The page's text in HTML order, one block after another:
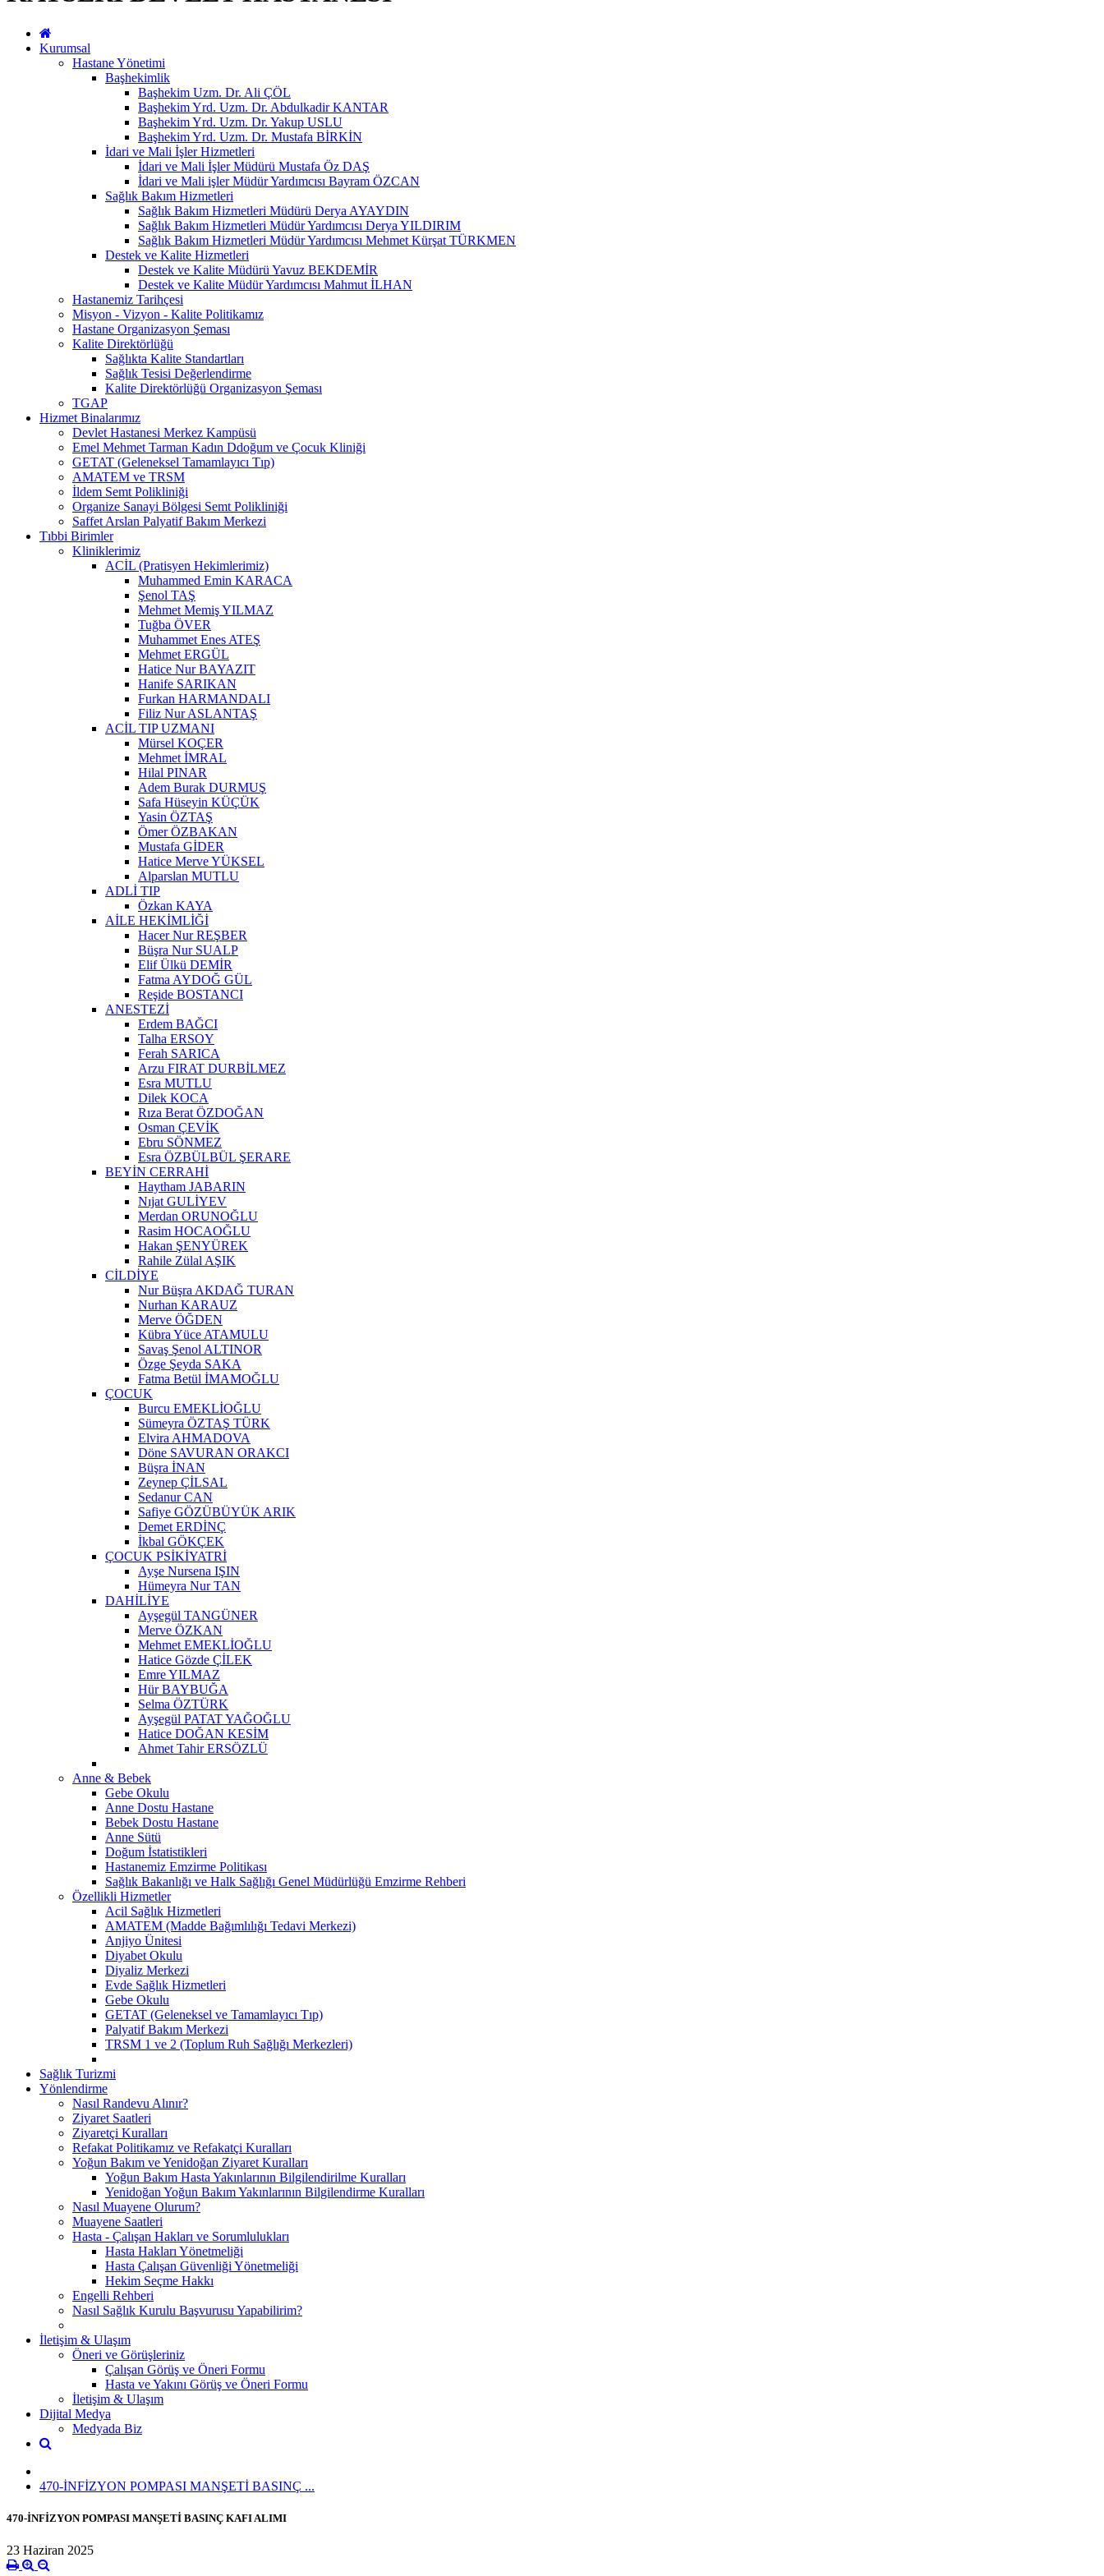
Kurumsal
Hastane Yönetimi
Başhekimlik
Başhekim Uzm. Dr. Ali ÇÖL
Başhekim Yrd. Uzm. Dr. Abdulkadir KANTAR
Başhekim Yrd. Uzm. Dr. Yakup USLU
Başhekim Yrd. Uzm. Dr. Mustafa BİRKİN
İdari ve Mali İşler Hizmetleri
İdari ve Mali İşler Müdürü Mustafa Öz DAŞ
İdari ve Mali işler Müdür Yardımcısı Bayram ÖZCAN
Sağlık Bakım Hizmetleri
Sağlık Bakım Hizmetleri Müdürü Derya AYAYDIN
Sağlık Bakım Hizmetleri Müdür Yardımcısı Derya YILDIRIM
Sağlık Bakım Hizmetleri Müdür Yardımcısı Mehmet Kürşat TÜRKMEN
Destek ve Kalite Hizmetleri
Destek ve Kalite Müdürü Yavuz BEKDEMİR
Destek ve Kalite Müdür Yardımcısı Mahmut İLHAN
Hastanemiz Tarihçesi
Misyon - Vizyon - Kalite Politikamız
Hastane Organizasyon Şeması
Kalite Direktörlüğü
Sağlıkta Kalite Standartları
Sağlık Tesisi Değerlendirme
Kalite Direktörlüğü Organizasyon Şeması
TGAP
Hizmet Binalarımız
Devlet Hastanesi Merkez Kampüsü
Emel Mehmet Tarman Kadın Ddoğum ve Çocuk Kliniği
GETAT (Geleneksel Tamamlayıcı Tıp)
AMATEM ve TRSM
İldem Semt Polikliniği
Organize Sanayi Bölgesi Semt Polikliniği
Saffet Arslan Palyatif Bakım Merkezi
Tıbbi Birimler
Kliniklerimiz
ACİL (Pratisyen Hekimlerimiz)
Muhammed Emin KARACA
Şenol TAŞ
Mehmet Memiş YILMAZ
Tuğba ÖVER
Muhammet Enes ATEŞ
Mehmet ERGÜL
Hatice Nur BAYAZIT
Hanife SARIKAN
Furkan HARMANDALI
Filiz Nur ASLANTAŞ
ACİL TIP UZMANI
Mürsel KOÇER
Mehmet İMRAL
Hilal PINAR
Adem Burak DURMUŞ
Safa Hüseyin KÜÇÜK
Yasin ÖZTAŞ
Ömer ÖZBAKAN
Mustafa GİDER
Hatice Merve YÜKSEL
Alparslan MUTLU
ADLİ TIP
Özkan KAYA
AİLE HEKİMLİĞİ
Hacer Nur REŞBER
Büşra Nur SUALP
Elif Ülkü DEMİR
Fatma AYDOĞ GÜL
Reşide BOSTANCI
ANESTEZİ
Erdem BAĞCI
Talha ERSOY
Ferah SARICA
Arzu FIRAT DURBİLMEZ
Esra MUTLU
Dilek KOCA
Rıza Berat ÖZDOĞAN
Osman ÇEVİK
Ebru SÖNMEZ
Esra ÖZBÜLBÜL ŞERARE
BEYİN CERRAHİ
Haytham JABARIN
Nıjat GULİYEV
Merdan ORUNOĞLU
Rasim HOCAOĞLU
Hakan ŞENYÜREK
Rahile Zülal AŞIK
CİLDİYE
Nur Büşra AKDAĞ TURAN
Nurhan KARAUZ
Merve ÖĞDEN
Kübra Yüce ATAMULU
Savaş Şenol ALTINOR
Özge Şeyda SAKA
Fatma Betül İMAMOĞLU
ÇOCUK
Burcu EMEKLİOĞLU
Sümeyra ÖZTAŞ TÜRK
Elvira AHMADOVA
Döne SAVURAN ORAKCI
Büşra İNAN
Zeynep ÇİLSAL
Sedanur CAN
Safiye GÖZÜBÜYÜK ARIK
Demet ERDİNÇ
İkbal GÖKÇEK
ÇOCUK PSİKİYATRİ
Ayşe Nursena IŞIN
Hümeyra Nur TAN
DAHİLİYE
Ayşegül TANGÜNER
Merve ÖZKAN
Mehmet EMEKLİOĞLU
Hatice Gözde ÇİLEK
Emre YILMAZ
Hür BAYBUĞA
Selma ÖZTÜRK
Ayşegül PATAT YAĞOĞLU
Hatice DOĞAN KESİM
Ahmet Tahir ERSÖZLÜ
Anne & Bebek
Gebe Okulu
Anne Dostu Hastane
Bebek Dostu Hastane
Anne Sütü
Doğum İstatistikleri
Hastanemiz Emzirme Politikası
Sağlık Bakanlığı ve Halk Sağlığı Genel Müdürlüğü Emzirme Rehberi
Özellikli Hizmetler
Acil Sağlık Hizmetleri
AMATEM (Madde Bağımlılığı Tedavi Merkezi)
Anjiyo Ünitesi
Diyabet Okulu
Diyaliz Merkezi
Evde Sağlık Hizmetleri
Gebe Okulu
GETAT (Geleneksel ve Tamamlayıcı Tıp)
Palyatif Bakım Merkezi
TRSM 1 ve 2 (Toplum Ruh Sağlığı Merkezleri)
Sağlık Turizmi
Yönlendirme
Nasıl Randevu Alınır?
Ziyaret Saatleri
Ziyaretçi Kuralları
Refakat Politikamız ve Refakatçi Kuralları
Yoğun Bakım ve Yenidoğan Ziyaret Kuralları
Yoğun Bakım Hasta Yakınlarının Bilgilendirilme Kuralları
Yenidoğan Yoğun Bakım Yakınlarının Bilgilendirme Kuralları
Nasıl Muayene Olurum?
Muayene Saatleri
Hasta - Çalışan Hakları ve Sorumlulukları
Hasta Hakları Yönetmeliği
Hasta Çalışan Güvenliği Yönetmeliği
Hekim Seçme Hakkı
Engelli Rehberi
Nasıl Sağlık Kurulu Başvurusu Yapabilirim?
İletişim & Ulaşım
Öneri ve Görüşleriniz
Çalışan Görüş ve Öneri Formu
Hasta ve Yakını Görüş ve Öneri Formu
İletişim & Ulaşım
Dijital Medya
Medyada Biz
470-İNFİZYON POMPASI MANŞETİ BASINÇ ...
470-İNFİZYON POMPASI MANŞETİ BASINÇ KAFI ALIMI
23 Haziran 2025